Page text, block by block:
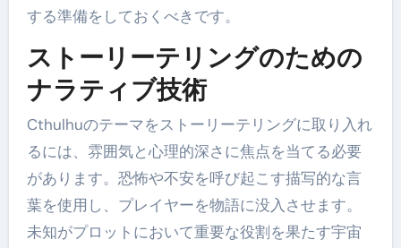
する準備をしておくべきです。
ストーリーテリングのための
ナラティブ技術
Cthulhuのテーマをストーリーテリングに取り入れ
るには、雰囲気と心理的深さに焦点を当てる必要
があります。恐怖や不安を呼び起こす描写的な言
葉を使用し、プレイヤーを物語に没入させます。
未知がプロットにおいて重要な役割を果たす宇宙